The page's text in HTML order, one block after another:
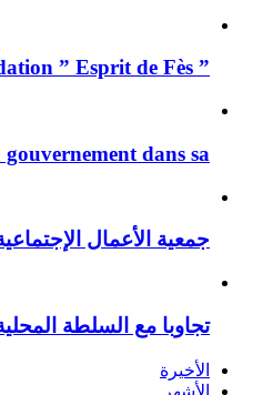
” Affaire Fondation ” Esprit de Fès ”...
dans sa ...
جمعية الأعمال
تجاوبا مع السلطة
الأخيرة
الأشهر